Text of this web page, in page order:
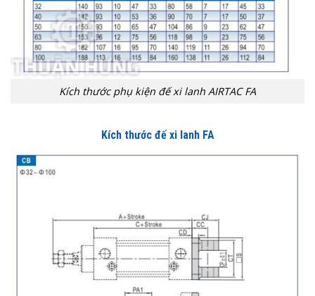
Kích thước phụ kiện đế xi lanh AIRTAC FA
Kích thước đế xi lanh FA